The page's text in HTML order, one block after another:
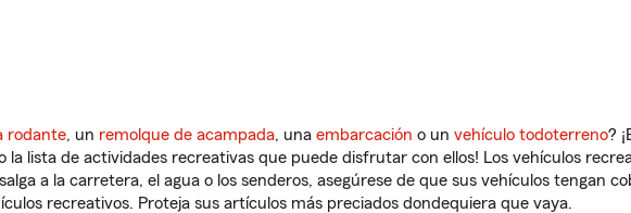
rodante, un remolque de acampada, una embarcación o un vehículo todoterreno?
la lista de actividades recreativas que puede disfrutar con ellos! Los vehículos
a la carretera, el agua o los senderos, asegúrese de que sus vehículos tengan
recreativos. Proteja sus artículos más preciados dondequiera que vaya.